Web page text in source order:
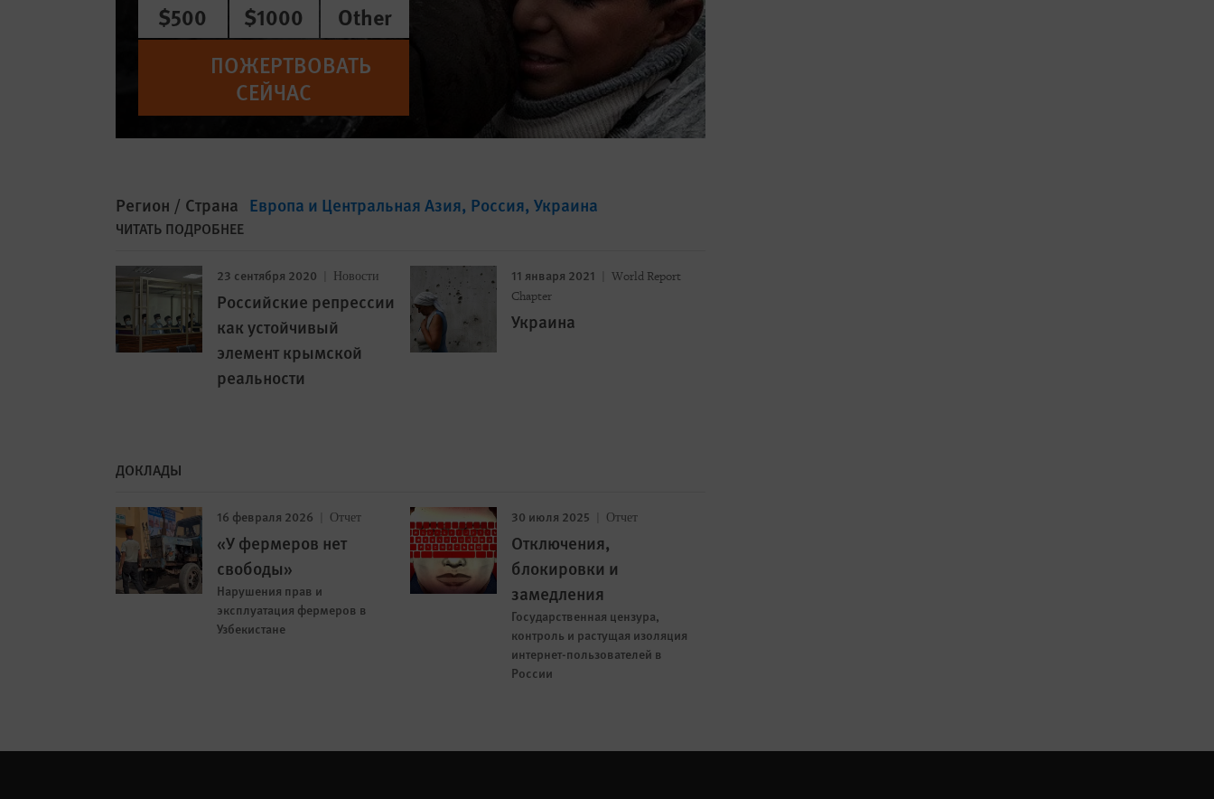
$500
$1000
Other
ПОЖЕРТВОВАТЬ
СЕЙЧАС
Регион / Страна Европа и Центральная Азия Россия Украина
ЧИТАТЬ ПОДРОБНЕЕ
23 сентября 2020 Новости
Российские репрессии
как устойчивый
элемент крымской
реальности
11 января 2021
World Report
Chapter
Украина
ДОКЛАДЫ
16 февраля 2026 Отчет
«У фермеров нет
свободы»
Нарушения прав и
эксплуатация фермеров в
Узбекистане
30 июля 2025 Отчет
Отключения,
блокировки и
замедления
Государственная цензура,
контроль и растущая изоляция
интернет-пользователей в
России